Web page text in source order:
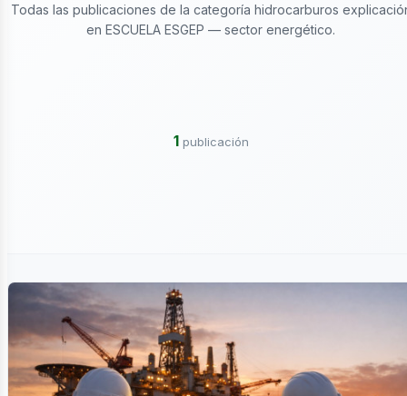
Todas las publicaciones de la categoría hidrocarburos
en ESCUELA ESGEP — sector energético.
1 publicación